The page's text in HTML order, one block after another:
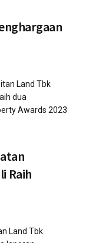
Land Tbk
dua
Awards 2023
Raih
Land Tbk